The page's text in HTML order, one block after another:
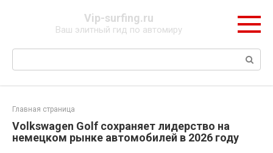
Vip-surfing.ru
Ваш элитный гид по автомиру
Поиск:
Главная страница
Volkswagen Golf сохраняет лидерство на
немецком рынке автомобилей в 2026 году